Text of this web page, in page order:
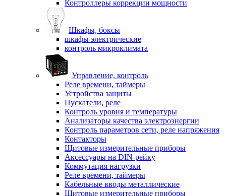
Контроллеры коррекции мощности
Шкафы, боксы
шкафы электрические
контроль микроклимата
Управление, контроль
Реле времени, таймеры
Устройства защиты
Пускатели, реле
Контроль уровня и температуры
Анализаторы качества электроэнергии
Контроль параметров сети, реле напряжения
Контакторы
Щитовые измерительные приборы
Аксессуары на DIN-рейку
Коммутация нагрузки
Реле времени, таймеры
Кабельные вводы металлические
Щитовые измерительные приборы